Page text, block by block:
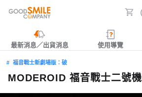
最新消息／出貨消息 使用導覽
福音戰士新劇場版：破
MODEROID 福音戰士二號機